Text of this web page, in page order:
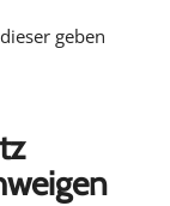
geben